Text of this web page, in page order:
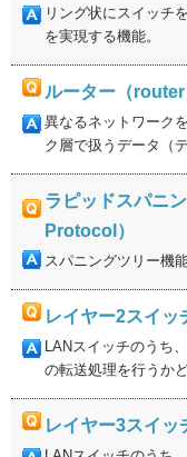
リング状にスイッチ
を実現する機能。
ルーター（router
異なるネットワーク
ク層で扱うデータ（
ラピッドスパニ
Protocol）
スパニングツリー機
レイヤー2スイッ
LANスイッチのうち
の転送処理を行うか
レイヤー3スイッ